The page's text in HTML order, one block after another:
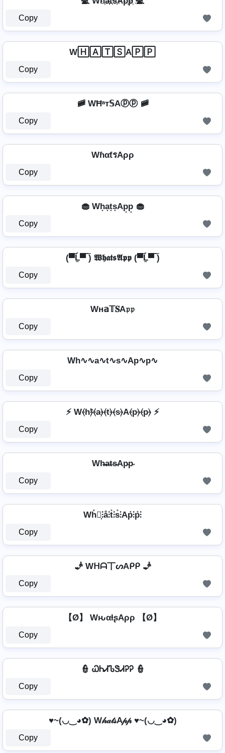
Copy
W🄷🄰🅃🅂A🄿🄿
Copy
🚞 WĦᵃт𝕊Aⓟⓟ 🚞
Copy
WɦαƭรAρρ
Copy
🧁 Wh͙a͙t͙s͙Ap͙p͙ 🧁
Copy
(▀̿Ĺ̯▀̿ ̿) 𝖂𝖍𝖆𝖙𝖘𝕬𝖕𝖕 (▀̿Ĺ̯▀̿ ̿)
Copy
Wн𝕒𝕋𝐒A𝔭𝔭
Copy
Wh∿∿a∿t∿s∿Ap∿p∿
Copy
⚡ W⦑h⦒̂⦑a⦒⦑t⦒⦑s⦒A⦑p⦒⦑p⦒ ⚡
Copy
Wh̴̶a̴t̴s̴Ap̴p̴
Copy
Wh̊⫶͎⫶å⫶t̊⫶s̊⫶Ap̊⫶p̊⫶
Copy
🧞️ Wᕼᗩ丅ᔕAᑭᑭ 🧞️
Copy
【Ø】 WԋαƚʂAρρ 【Ø】
Copy
👮 ᏇᏂᏗᏖᏕᏗᎮᎮ 👮
Copy
♥~(◡‿◕✿) W𝒽𝒶𝓉𝓈A𝓅𝓅 ♥~(◡‿◕✿)
Copy